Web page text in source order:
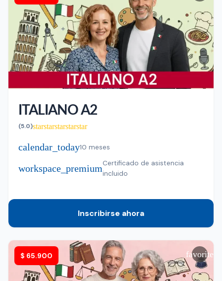
ITALIANO A2
(5.0)starstarstarstarstar
calendar_today10 meses
workspace_premiumCertificado de asistencia
incluido
Inscribirse ahora
$ 65.900 favorite